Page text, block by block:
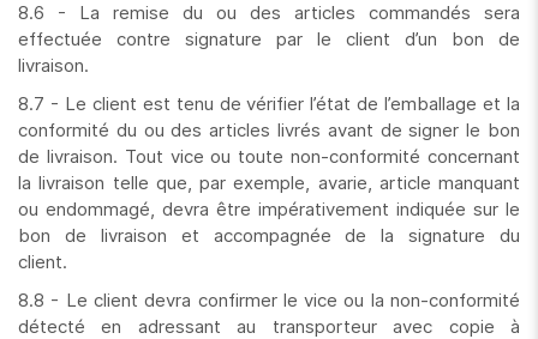
8.6 - La remise du ou des articles commandés sera
effectuée contre signature par le client d’un bon de
livraison.
8.7 - Le client est tenu de vérifier l’état de l’emballage et la
conformité du ou des articles livrés avant de signer le bon
de livraison. Tout vice ou toute non-conformité concernant
la livraison telle que, par exemple, avarie, article manquant
ou endommagé, devra être impérativement indiquée sur le
bon de livraison et accompagnée de la signature du
client.
8.8 - Le client devra confirmer le vice ou la non-conformité
détecté en adressant au transporteur avec copie à